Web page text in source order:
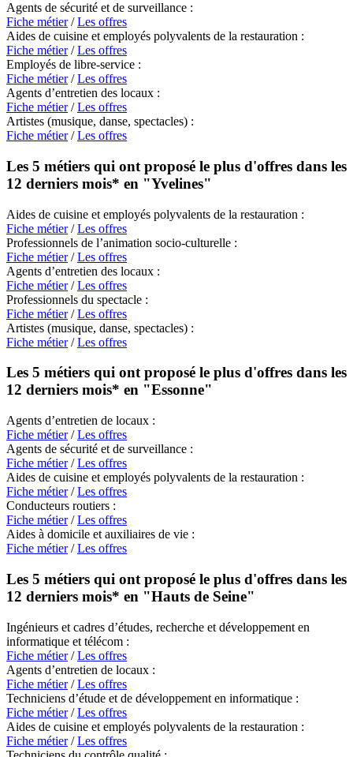
Agents de sécurité et de surveillance :
Fiche métier/Les offres
Aides de cuisine et employés polyvalents de la restauration :
Fiche métier/Les offres
Employés de libre-service :
Fiche métier/Les offres
Agents d’entretien des locaux :
Fiche métier/Les offres
Artistes (musique, danse, spectacles) :
Fiche métier/Les offres
Les 5 métiers qui ont proposé le plus d'offres dans les
12 derniers mois* en "Yvelines"
Aides de cuisine et employés polyvalents de la restauration :
Fiche métier/Les offres
Professionnels de l’animation socio-culturelle :
Fiche métier/Les offres
Agents d’entretien des locaux :
Fiche métier/Les offres
Professionnels du spectacle :
Fiche métier/Les offres
Artistes (musique, danse, spectacles) :
Fiche métier/Les offres
Les 5 métiers qui ont proposé le plus d'offres dans les
12 derniers mois* en "Essonne"
Agents d’entretien de locaux :
Fiche métier/Les offres
Agents de sécurité et de surveillance :
Fiche métier/Les offres
Aides de cuisine et employés polyvalents de la restauration :
Fiche métier/Les offres
Conducteurs routiers :
Fiche métier/Les offres
Aides à domicile et auxiliaires de vie :
Fiche métier/Les offres
Les 5 métiers qui ont proposé le plus d'offres dans les
12 derniers mois* en "Hauts de Seine"
Ingénieurs et cadres d’études, recherche et développement en
informatique et télécom :
Fiche métier/Les offres
Agents d’entretien de locaux :
Fiche métier/Les offres
Techniciens d’étude et de développement en informatique :
Fiche métier/Les offres
Aides de cuisine et employés polyvalents de la restauration :
Fiche métier/Les offres